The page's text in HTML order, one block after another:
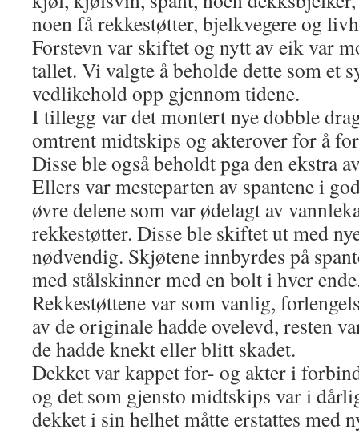
noen få rekkestøtter, bjelkvegere og
Forstevn var skiftet og nytt av eik var
tallet. Vi valgte å beholde dette som et
vedlikehold opp gjennom tidene.
I tillegg var det montert nye dobble
omtrent midtskips og akterover for å
Disse ble også beholdt pga den ekstra
Ellers var mesteparten av spantene i
øvre delene som var ødelagt av
rekkestøtter. Disse ble skiftet ut med
nødvendig. Skjøtene innbyrdes på
med stålskinner med en bolt i hver
Rekkestøttene var som vanlig,
av de originale hadde ovelevd, resten
de hadde knekt eller blitt skadet.
Dekket var kappet for- og akter i
og det som gjensto midtskips var i
dekket i sin helhet måtte erstattes med